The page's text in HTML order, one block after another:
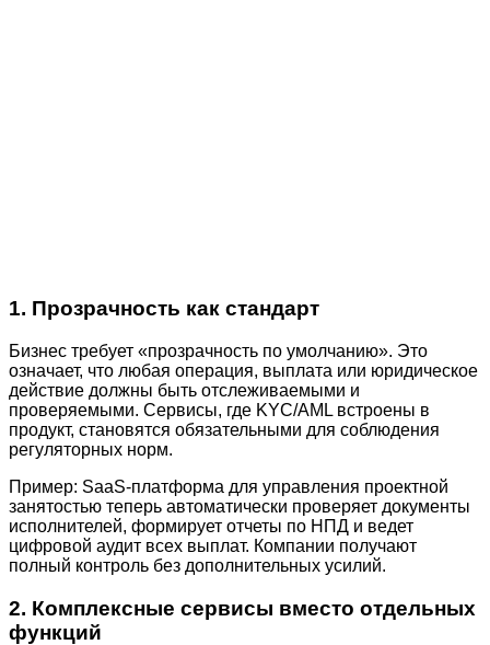
1. Прозрачность как стандарт
Бизнес требует «прозрачность по умолчанию». Это
означает, что любая операция, выплата или юридическое
действие должны быть отслеживаемыми и
проверяемыми. Сервисы, где KYC/AML встроены в
продукт, становятся обязательными для соблюдения
регуляторных норм.
Пример: SaaS-платформа для управления проектной
занятостью теперь автоматически проверяет документы
исполнителей, формирует отчеты по НПД и ведет
цифровой аудит всех выплат. Компании получают
полный контроль без дополнительных усилий.
2. Комплексные сервисы вместо отдельных
функций